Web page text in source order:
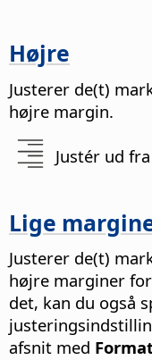
Højre
Justerer de(t)
højre margin.
Justér ud
Lige
Justerer de(t)
højre marginer
det, kan du også
afsnit med